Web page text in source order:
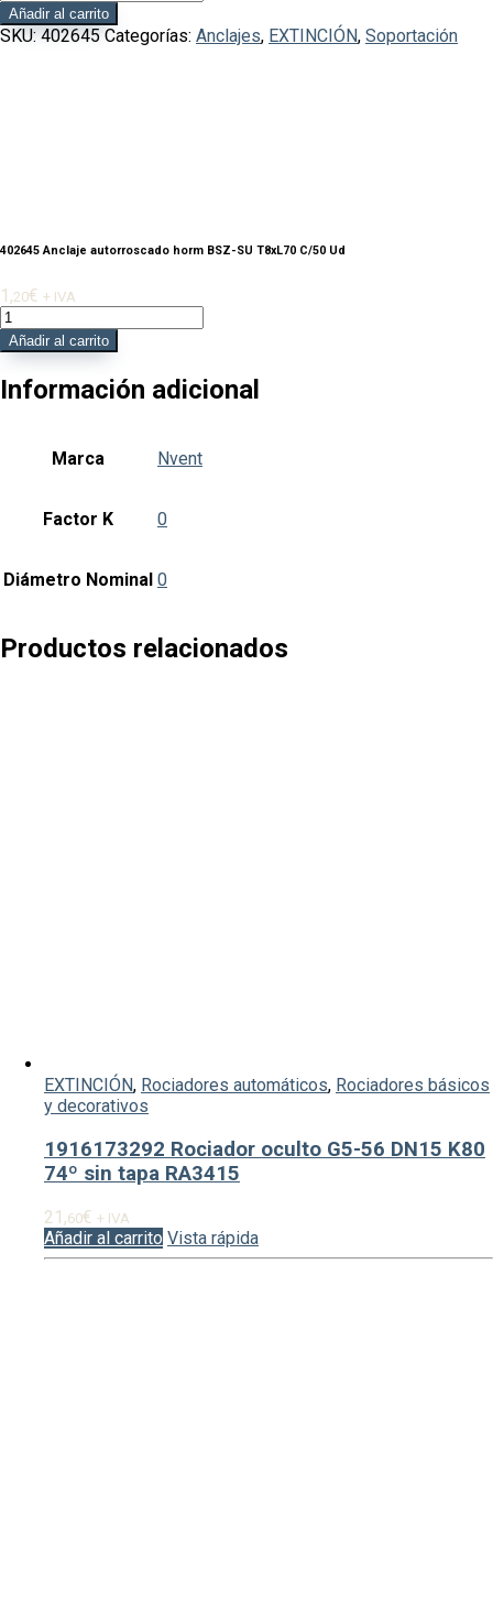
Anclaje
autorroscado
Añadir al carrito
SKU:402645 Categorías: Anclajes, EXTINCIÓN, Soportación
402645 Anclaje autorroscado horm BSZ-SU T8xL70 C/50 Ud
1,20€ + IVA
402645
Anclaje
autorroscado
horm
BSZ-
Añadir al carrito
Información adicional
Marca Nvent
Factor K 0
Diámetro Nominal 0
Productos relacionados
EXTINCIÓN, Rociadores automáticos, Rociadores básicos
y decorativos
1916173292 Rociador oculto G5-56 DN15 K80
74º sin tapa RA3415
21,60€ + IVA
Añadir al carrito Vista rápida